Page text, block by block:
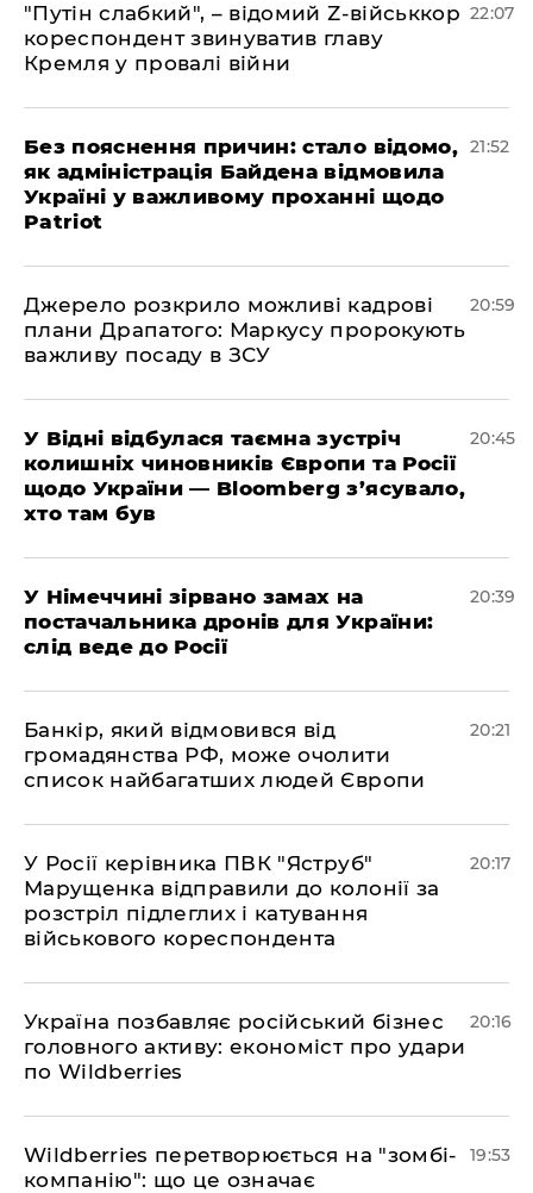
"Путін слабкий", – відомий Z-військкор
кореспондент звинуватив главу
Кремля у провалі війни
22:07
​Без пояснення причин: стало відомо,
як адміністрація Байдена відмовила
Україні у важливому проханні щодо
Patriot
21:52
​Джерело розкрило можливі кадрові
плани Драпатого: Маркусу пророкують
важливу посаду в ЗСУ
20:59
​У Відні відбулася таємна зустріч
колишніх чиновників Європи та Росії
щодо України — Bloomberg з’ясувало,
хто там був
20:45
​У Німеччині зірвано замах на
постачальника дронів для України:
слід веде до Росії
20:39
​Банкір, який відмовився від
громадянства РФ, може очолити
список найбагатших людей Європи
20:21
​У Росії керівника ПВК "Яструб"
Марущенка відправили до колонії за
розстріл підлеглих і катування
військового кореспондента
20:17
​Україна позбавляє російський бізнес
головного активу: економіст про удари
по Wildberries
20:16
​Wildberries перетворюється на "зомбі-
компанію": що це означає
19:53